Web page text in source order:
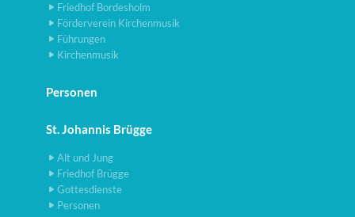
Friedhof Bordesholm
Förderverein Kirchenmusik
Führungen
Kirchenmusik
Personen
St. Johannis Brügge
Alt und Jung
Friedhof Brügge
Gottesdienste
Personen